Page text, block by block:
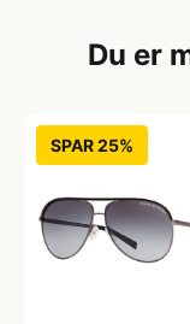
Du er
SPAR 25%